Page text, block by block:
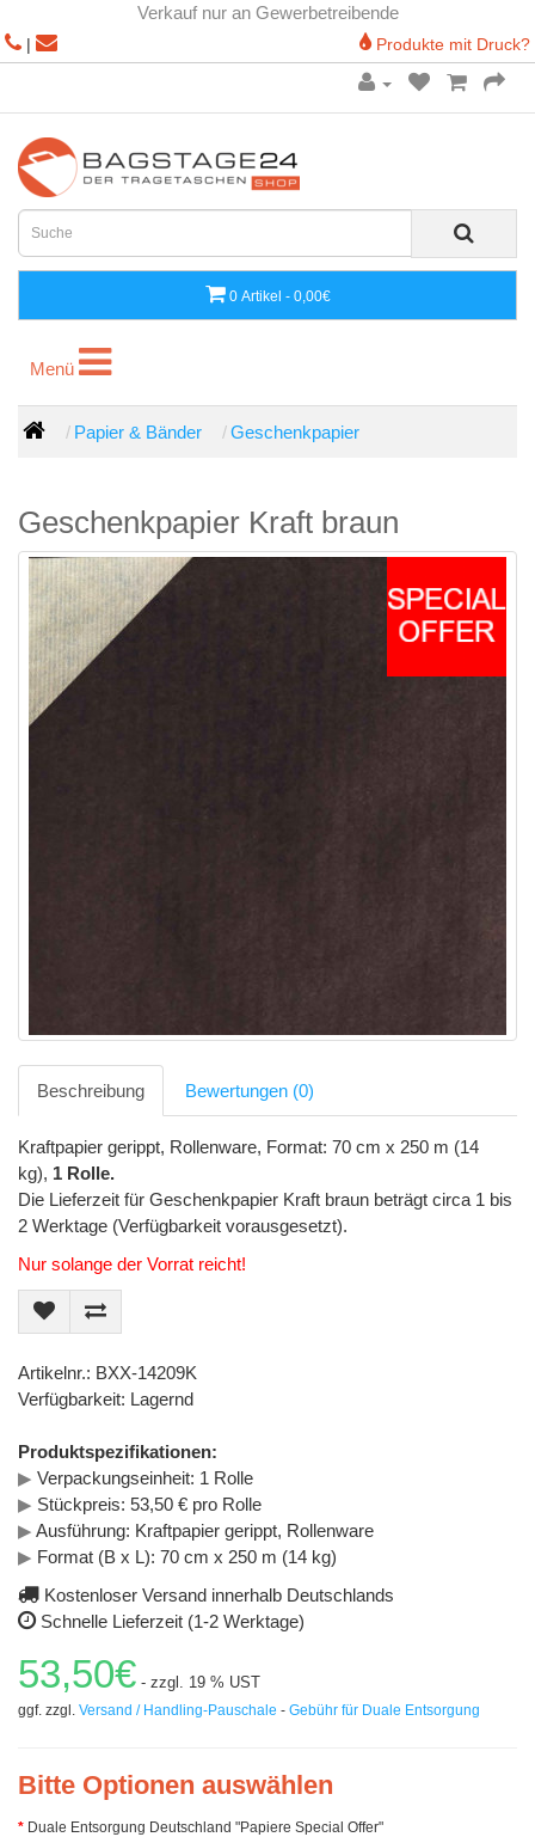
Verkauf nur an Gewerbetreibende
| Produkte mit Druck?
0 Artikel - 0,00€
Menü
Menü
Papier & Bänder Geschenkpapier
Geschenkpapier Kraft braun
Beschreibung Bewertungen (0)
Kraftpapier gerippt, Rollenware, Format: 70 cm x 250 m (14
kg), 1 Rolle.
Die Lieferzeit für Geschenkpapier Kraft braun beträgt circa 1 bis
2 Werktage (Verfügbarkeit vorausgesetzt).
Nur solange der Vorrat reicht!
Artikelnr.: BXX-14209K
Verfügbarkeit: Lagernd
Produktspezifikationen:
▶ Verpackungseinheit: 1 Rolle
▶ Stückpreis: 53,50 € pro Rolle
▶ Ausführung: Kraftpapier gerippt, Rollenware
▶ Format (B x L): 70 cm x 250 m (14 kg)
Kostenloser Versand innerhalb Deutschlands
Schnelle Lieferzeit (1-2 Werktage)
53,50€ - zzgl. 19 % UST
ggf. zzgl. Versand / Handling-Pauschale - Gebühr für Duale Entsorgung
Bitte Optionen auswählen
Duale Entsorgung Deutschland "Papiere Special Offer"